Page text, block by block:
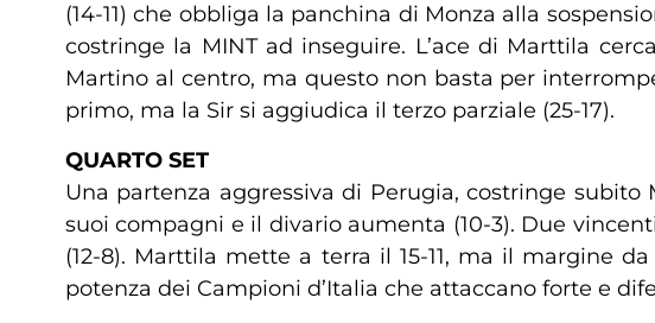
(14-11) che obbliga la panchina di Monza alla
costringe la MINT ad inseguire. L’ace di Marttila
Martino al centro, ma questo non basta per
primo, ma la Sir si aggiudica il terzo parziale (25-17).
QUARTO SET
Una partenza aggressiva di Perugia, costringe
suoi compagni e il divario aumenta (10-3). Due
(12-8). Marttila mette a terra il 15-11, ma il margine
potenza dei Campioni d’Italia che attaccano forte e